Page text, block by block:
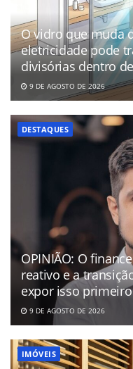
O vidro que muda
eletricidade pode
divisórias dentro
9 DE AGOSTO DE 2026
DESTAQUES
OPINIÃO: O
reativo e a
expor isso primeiro
9 DE AGOSTO DE 2026
IMÓVEIS